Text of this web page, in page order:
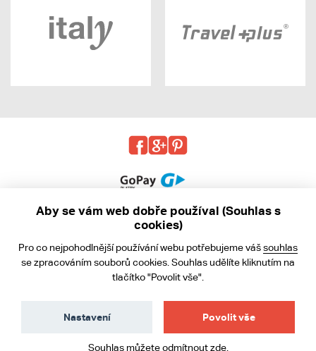
Obchodní podmínky
Ochrana osobních údajů
Aby se vám web dobře používal (Souhlas s
cookies)
Pro co nejpohodlnější používání webu potřebujeme vášsouhlas
se zpracováním souborů cookies. Souhlas udělíte kliknutím na
tlačítko "Povolit vše".
Povolit vše
Nastavení
Souhlas můžete odmítnoutzde.